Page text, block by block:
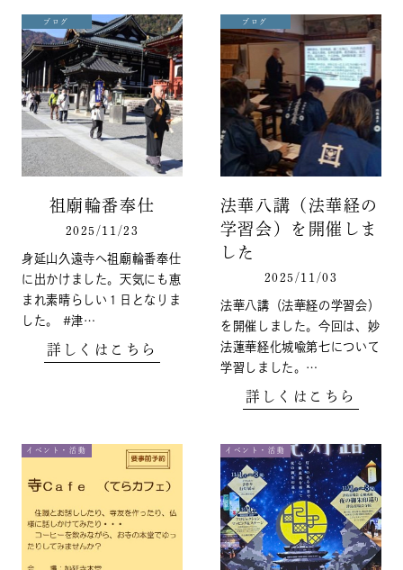
ブログ
祖廟輪番奉仕
2025/11/23
身延山久遠寺へ祖廟輪番奉仕
に出かけました。天気にも恵
まれ素晴らしい１日となりま
した。 #津…
詳しくはこちら
ブログ
法華八講（法華経の
学習会）を開催しま
した
2025/11/03
法華八講（法華経の学習会）
を開催しました。今回は、妙
法蓮華経化城喩第七について
学習しました。…
詳しくはこちら
イベント・活動 イベント・活動